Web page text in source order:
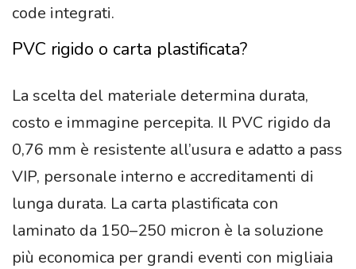
code integrati.
PVC rigido o carta plastificata?
La scelta del materiale determina durata,
costo e immagine percepita. Il PVC rigido da
0,76 mm è resistente all’usura e adatto a pass
VIP, personale interno e accreditamenti di
lunga durata. La carta plastificata con
laminato da 150–250 micron è la soluzione
più economica per grandi eventi con migliaia